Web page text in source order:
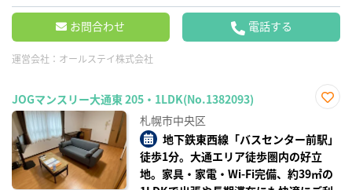
お問合わせ 電話する
運営会社： オールステイ株式会社
JOGマンスリー大通東 205・1LDK(No.1382093)
り登
録
札幌市中央区
地下鉄東西線「バスセンター前駅」
徒歩1分。大通エリア徒歩圏内の好立
地。家具・家電・Wi-Fi完備、約39㎡の